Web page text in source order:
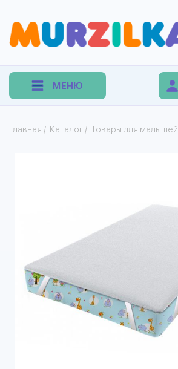
МЕНЮ
Главная / Каталог / Товары для малышей